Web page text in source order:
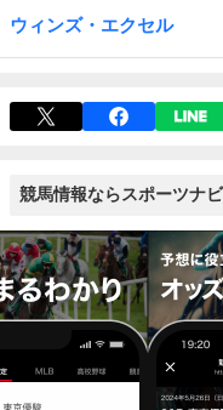
ウィンズ・エクセル
競馬情報ならスポーツナ